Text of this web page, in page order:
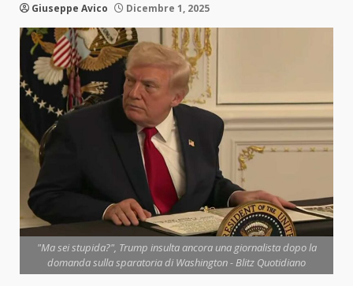
Giuseppe Avico Dicembre 1, 2025
"Ma sei stupida?", Trump insulta ancora una giornalista dopo la
domanda sulla sparatoria di Washington - Blitz Quotidiano